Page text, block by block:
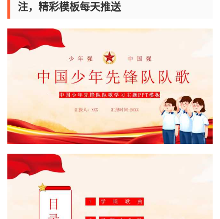
注，精彩模板每天推送